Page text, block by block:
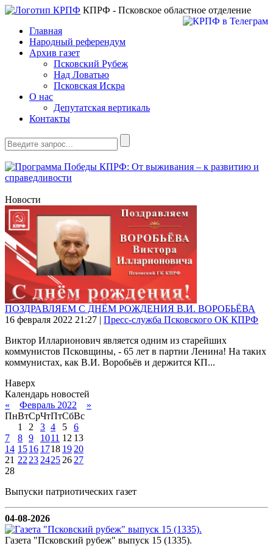
КПРФ - Псковское областное отделение
Главная
Народный референдум
Архив газет
Псковский Рубеж
Над Ловатью
Псковская Искра
О нас
Депутатская вертикаль
Контакты
Новости
ПОЗДРАВЛЯЕМ С ДНЁМ РОЖДЕНИЯ В.И. ВОРОБЬЁВА
16 февраля 2022 21:27 | Пресс-служба Псковского ОК КПРФ
Виктор Илларионович является одним из старейших
коммунистов Псковщины, - 65 лет в партии Ленина! На таких
коммунистах, как В.И. Воробьёв и держится КП...
Наверх
Календарь новостей
«
Февраль 2022
»
ПнВтСрЧтПтСбВс
1
2 3 4 5
6
7
8 9 1011 12 13
14 1516 1718 19 20
21 22 23 2425 26 27
28
Выпуски патриотических газет
04-08-2026
Газета "Псковский рубеж" выпуск 15 (1335).